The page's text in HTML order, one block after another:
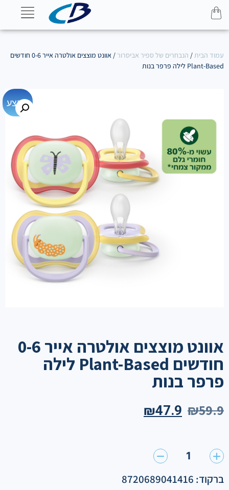
עמוד הבית/ הנבחרים של ספיר אביסרור
/ אוונט מוצצים אולטרה אייר 0-6 חודשים
Plant-Based לילה פרפר בנות
מבצע
אוונט מוצצים אולטרה אייר 0-6
חודשים Plant-Based לילה
פרפר בנות
₪59.9
₪47.9
1
ברקוד: 8720689041416